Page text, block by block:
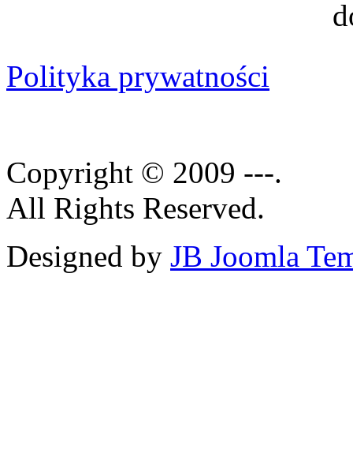
Polityka prywatności
Copyright © 2009 ---.
All Rights Reserved.
Designed by JB Joomla